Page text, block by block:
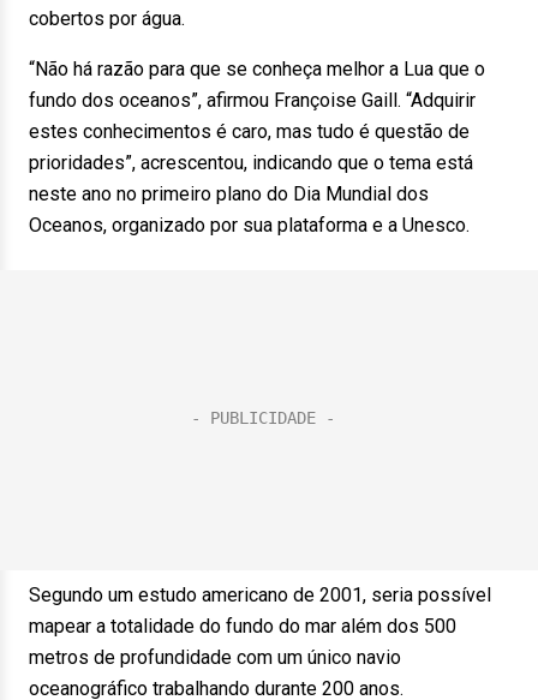
cobertos por água.
“Não há razão para que se conheça melhor a Lua que o
fundo dos oceanos”, afirmou Françoise Gaill. “Adquirir
estes conhecimentos é caro, mas tudo é questão de
prioridades”, acrescentou, indicando que o tema está
neste ano no primeiro plano do Dia Mundial dos
Oceanos, organizado por sua plataforma e a Unesco.
Segundo um estudo americano de 2001, seria possível
mapear a totalidade do fundo do mar além dos 500
metros de profundidade com um único navio
oceanográfico trabalhando durante 200 anos.